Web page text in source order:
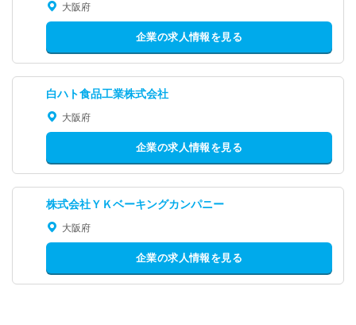
大阪府
企業の求人情報を見る
白ハト食品工業株式会社
大阪府
企業の求人情報を見る
株式会社ＹＫベーキングカンパニー
大阪府
企業の求人情報を見る